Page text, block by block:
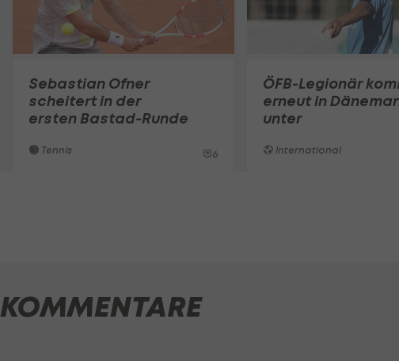
Sebastian Ofner
scheitert in der
ersten Bastad-Runde
Tennis 6
ÖFB-Legionär
erneut in
unter
International
KOMMENTARE